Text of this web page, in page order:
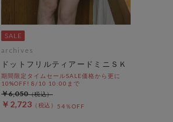
archives
ドットフリルティアードミニＳＫ
期間限定タイムセールSALE価格から更に
10%OFF! 8/10 10:00まで
￥2,723 54％OFF
￥6,050